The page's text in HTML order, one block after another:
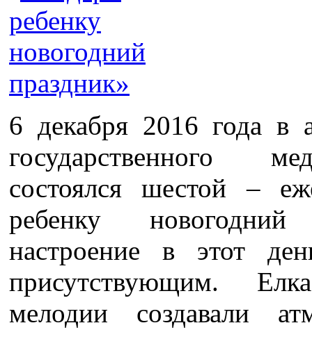
6 декабря 2016 года в
государственного
состоялся шестой –
ребенку
настроение в этот
присутствующим.
мелодии создавали